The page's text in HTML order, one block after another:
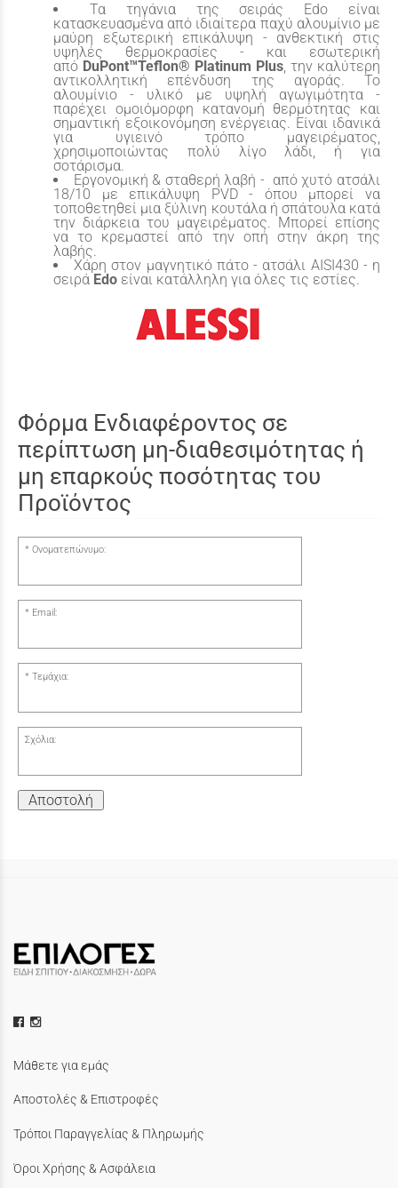
Τα τηγάνια της σειράς Edo είναι
κατασκευασμένα από ιδιαίτερα παχύ αλουμίνιο με
μαύρη εξωτερική επικάλυψη - ανθεκτική στις
υψηλές θερμοκρασίες - και εσωτερική
από DuPont™Teflon® Platinum Plus, την καλύτερη
αντικολλητική επένδυση της αγοράς. Το
αλουμίνιο - υλικό με υψηλή αγωγιμότητα -
παρέχει ομοιόμορφη κατανομή θερμότητας και
σημαντική εξοικονόμηση ενέργειας. Είναι ιδανικά
για υγιεινό τρόπο μαγειρέματος,
χρησιμοποιώντας πολύ λίγο λάδι, ή για
σοτάρισμα.
Εργονομική & σταθερή λαβή - από χυτό ατσάλι
18/10 με επικάλυψη PVD - όπου μπορεί να
τοποθετηθεί μια ξύλινη κουτάλα ή σπάτουλα κατά
την διάρκεια του μαγειρέματος. Μπορεί επίσης
να το κρεμαστεί από την οπή στην άκρη της
λαβής.
Χάρη στον μαγνητικό πάτο - ατσάλι AISI430 - η
σειρά Edo είναι κατάλληλη για όλες τις εστίες.
Φόρμα Ενδιαφέροντος σε
περίπτωση μη-διαθεσιμότητας ή
μη επαρκούς ποσότητας του
Προϊόντος
Ονοματεπώνυμο:
Email:
Τεμάχια:
Σχόλια:
Αποστολή
Μάθετε για εμάς
Αποστολές & Επιστροφές
Τρόποι Παραγγελίας & Πληρωμής
Όροι Χρήσης & Ασφάλεια